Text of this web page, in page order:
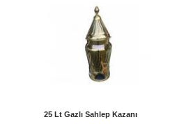
25 Lt Gazlı Sahlep Kazanı